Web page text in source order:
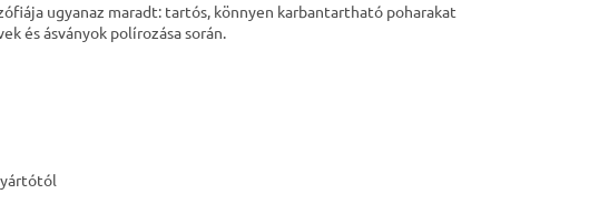
ugyanaz maradt: tartós, könnyen karbantartható poharakat
és ásványok polírozása során.